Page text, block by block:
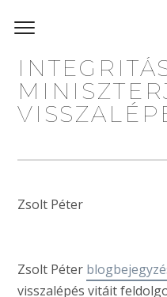
Zsolt Péter
Zsolt Péter
visszalépés vitáit